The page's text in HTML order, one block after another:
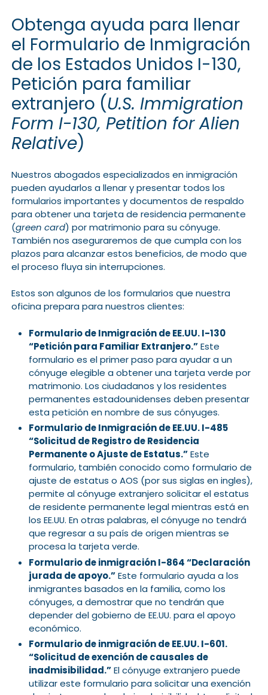
Obtenga ayuda para llenar
el Formulario de Inmigración
de los Estados Unidos I-130,
Petición para familiar
extranjero (U.S. Immigration
Form I-130, Petition for Alien
Relative)
Nuestros abogados especializados en inmigración
pueden ayudarlos a llenar y presentar todos los
formularios importantes y documentos de respaldo
para obtener una tarjeta de residencia permanente
(green card) por matrimonio para su cónyuge.
También nos aseguraremos de que cumpla con los
plazos para alcanzar estos beneficios, de modo que
el proceso fluya sin interrupciones.
Estos son algunos de los formularios que nuestra
oficina prepara para nuestros clientes:
Formulario de Inmigración de EE.UU. I-130
“Petición para Familiar Extranjero.”Este
formulario es el primer paso para ayudar a un
cónyuge elegible a obtener una tarjeta verde por
matrimonio. Los ciudadanos y los residentes
permanentes estadounidenses deben presentar
esta petición en nombre de sus cónyuges.
Formulario de Inmigración de EE.UU. I-485
“Solicitud de Registro de Residencia
Permanente o Ajuste de Estatus.”Este
formulario, también conocido como formulario de
ajuste de estatus o AOS (por sus siglas en ingles),
permite al cónyuge extranjero solicitar el estatus
de residente permanente legal mientras está en
los EE.UU. En otras palabras, el cónyuge no tendrá
que regresar a su país de origen mientras se
procesa la tarjeta verde.
Formulario de inmigración I-864 “Declaración
jurada de apoyo.”Este formulario ayuda a los
inmigrantes basados en la familia, como los
cónyuges, a demostrar que no tendrán que
depender del gobierno de EE.UU. para el apoyo
económico.
Formulario de inmigración de EE.UU. I-601.
“Solicitud de exención de causales de
inadmisibilidad.”El cónyuge extranjero puede
utilizar este formulario para solicitar una exención